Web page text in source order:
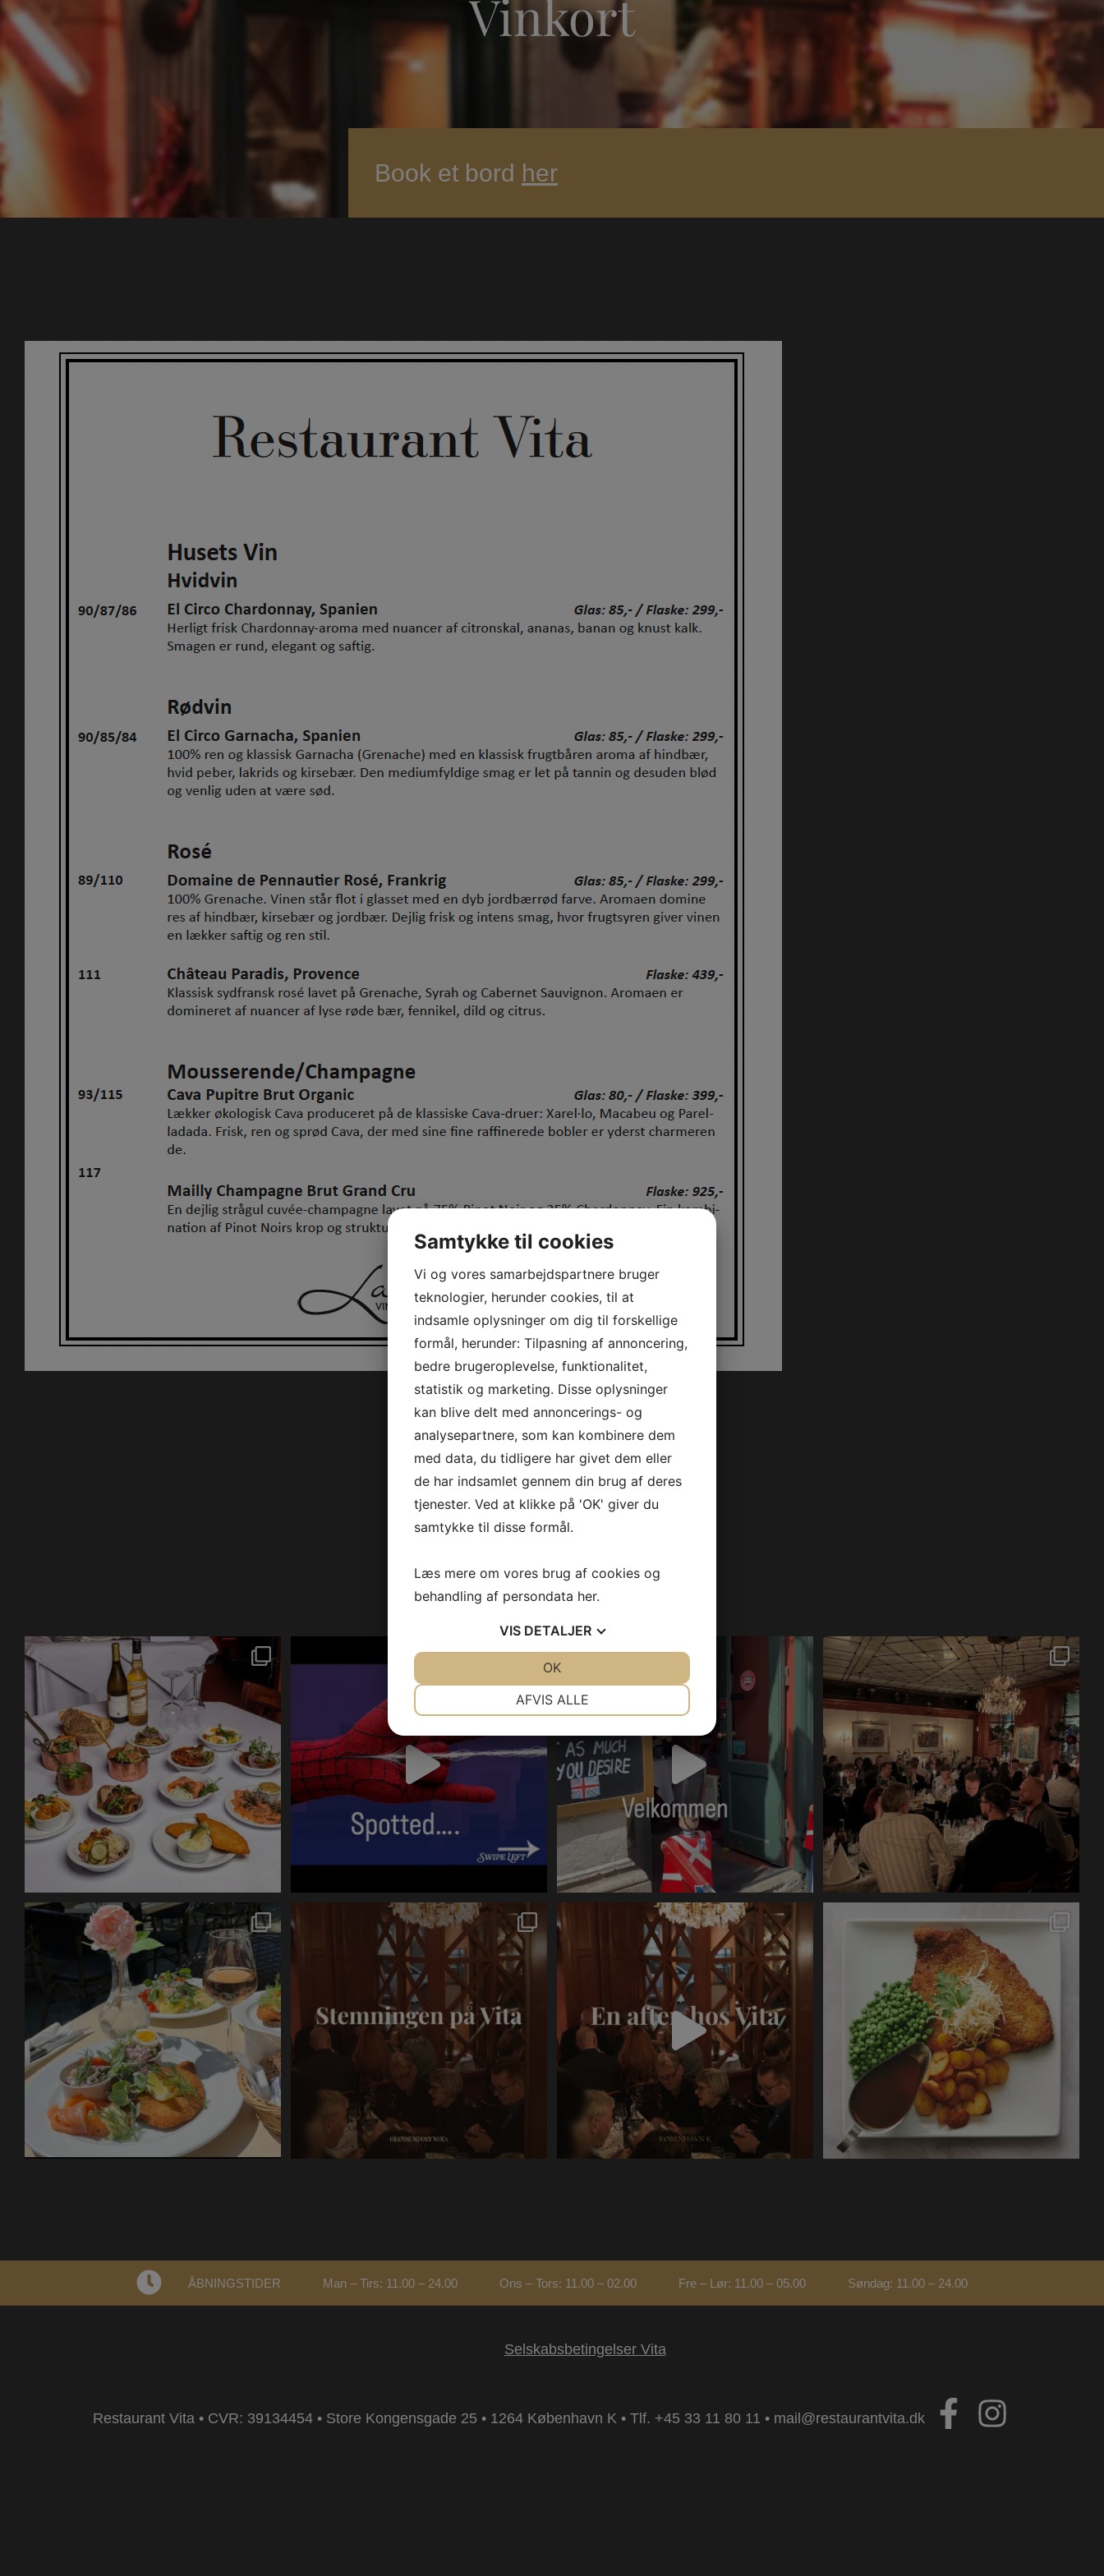
Vinkort
Book et bord her
Følg med på Instagram
Hvor skal firmaets julefrokost holdes i 2026?
0 0
Grab a table for your next meal! #visitcopenhagen... #visitcopenhagen #restaurantvita #smørrebrød ...
Endnu en smuk aften på Restaurant Vita.
Fyldt...
7 0
Sommer i København smager bedst med et godt...
10
Stemningen på Vita. ✨
Levende klaver,...
5
New visual post
4 8 0
ÅBNINGSTIDER Man – Tirs: 11.00 – 24.00 Ons – Tors: 11.00 – 02.00 Fre – Lør: 11.00 – 05.00 Søndag: 11.00 – 24.00
Selskabsbetingelser Vita
Restaurant Vita • CVR: 39134454 • Store Kongensgade 25 • 1264 København K • Tlf. +45 33 11 80 11 • mail@restaurantvita.dk
Samtykke til cookies
Vi og vores samarbejdspartnere bruger
teknologier, herunder cookies, til at
indsamle oplysninger om dig til forskellige
formål, herunder: Tilpasning af annoncering,
bedre brugeroplevelse, funktionalitet,
statistik og marketing. Disse oplysninger
kan blive delt med annoncerings- og
analysepartnere, som kan kombinere dem
med data, du tidligere har givet dem eller
de har indsamlet gennem din brug af deres
tjenester. Ved at klikke på 'OK' giver du
samtykke til disse formål.
Læs mere om vores brug af cookies og
behandling af persondata her.
VIS DETALJER
MARKETING STATISTIK
AFVIS ALLE
OK